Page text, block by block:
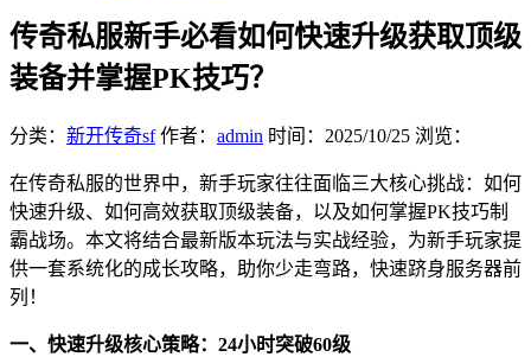
传奇私服新手必看如何快速升级获取顶级
装备并掌握PK技巧？
分类： 新开传奇sf 作者： admin 时间： 2025/10/25 浏览：
在传奇私服的世界中，新手玩家往往面临三大核心挑战：如何
快速升级、如何高效获取顶级装备，以及如何掌握PK技巧制
霸战场。本文将结合最新版本玩法与实战经验，为新手玩家提
供一套系统化的成长攻略，助你少走弯路，快速跻身服务器前
列！
一、快速升级核心策略：24小时突破60级